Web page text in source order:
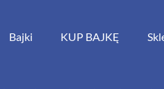
Bajki KUP BAJKĘ